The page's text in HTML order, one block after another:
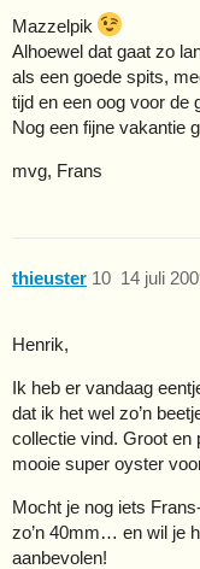
Mazzelpik
Alhoewel dat gaat zo
als een goede spits,
tijd en een oog voor de
Nog een fijne vakantie
mvg, Frans
thieuster 14 juli
10
Henrik,
Ik heb er vandaag
dat ik het wel zo’n
collectie vind. Groot en
mooie super oyster
Mocht je nog iets
zo’n 40mm… en wil je
aanbevolen!